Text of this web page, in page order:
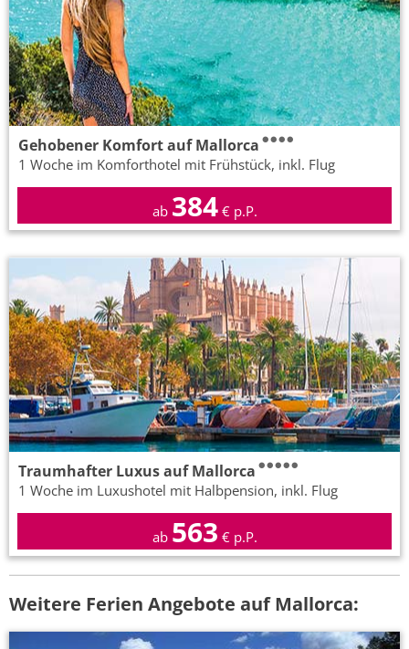
Gehobener Komfort auf Mallorca
1 Woche im Komforthotel mit Frühstück, inkl. Flug
ab 384€ p.P.
Traumhafter Luxus auf Mallorca
1 Woche im Luxushotel mit Halbpension, inkl. Flug
ab 563 € p.P.
Weitere Ferien Angebote auf Mallorca: